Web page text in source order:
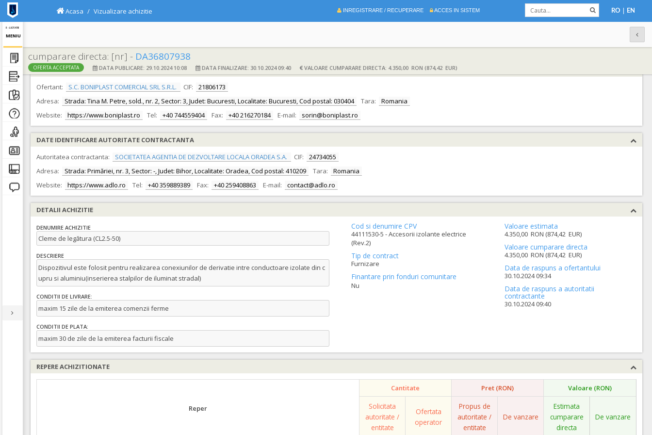
E - LICITATIE
MENIU
INREGISTRARE / RECUPERARE ACCES IN SISTEM RO | EN
Acasa Vizualizare achizitie
cumparare directa: [nr] - DA36807938
OFERTA ACCEPTATA DATA PUBLICARE: 29.10.2024 10:08 DATA FINALIZARE: 30.10.2024 09:40 VALOARE CUMPARARE DIRECTA: 4.350,00 RON (874,42 EUR)
DATE IDENTIFICARE OFERTANT
Ofertant:
S.C. BONIPLAST COMERCIAL SRL S.R.L. CIF:
21806173
Adresa:
Strada: Tina M. Petre, sold., nr. 2, Sector: 3, Judet: Bucuresti, Localitate: Bucuresti, Cod postal: 030404 Tara:
Romania
Website:
https://www.boniplast.ro Tel: +40 744559404 Fax: +40 216270184 E-mail: sorin@boniplast.ro
DATE IDENTIFICARE AUTORITATE CONTRACTANTA
Autoritatea contractanta:
SOCIETATEA AGENTIA DE DEZVOLTARE LOCALA ORADEA S.A. CIF:
24734055
Adresa:
Strada: Primăriei, nr. 3, Sector: -, Judet: Bihor, Localitate: Oradea, Cod postal: 410209 Tara:
Romania
Website:
https://www.adlo.ro Tel: +40 359889389 Fax: +40 259408863 E-mail: contact@adlo.ro
DETALII ACHIZITIE
DENUMIRE ACHIZITIE
Cleme de legătura (CL2.5-50)
DESCRIERE
Dispozitivul este folosit pentru realizarea conexiunilor de derivatie intre conductoare izolate din c
upru si aluminiu(inserierea stalpilor de iluminat stradal)
CONDITII DE LIVRARE:
maxim 15 zile de la emiterea comenzii ferme
CONDITII DE PLATA:
maxim 30 de zile de la emiterea facturii fiscale
Cod si denumire CPV
44111530-5 - Accesorii izolante electrice
(Rev.2)
Tip de contract
Furnizare
Finantare prin fonduri comunitare
Nu
Valoare estimata
4.350,00 RON (874,42 EUR)
Valoare cumparare directa
4.350,00 RON (874,42 EUR)
Data de raspuns a ofertantului
30.10.2024 09:34
Data de raspuns a autoritatii
contractante
30.10.2024 09:40
REPERE ACHIZITIONATE
Reper
Cantitate Pret (RON) Valoare (RON)
Solicitata
autoritate /
entitate
Ofertata
operator
Propus de
autoritate /
entitate
De vanzare
Estimata
cumparare
directa
De vanzare